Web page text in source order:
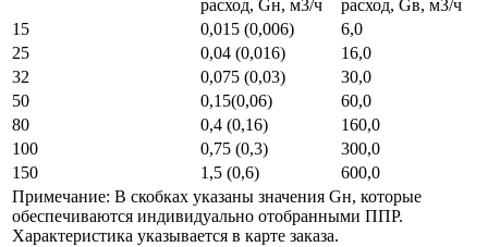
расход, Gн, м3/ч
расход, Gв, м3/ч
15
0,015 (0,006)
6,0
25
0,04 (0,016)
16,0
32
0,075 (0,03)
30,0
50
0,15(0,06)
60,0
80
0,4 (0,16)
160,0
100
0,75 (0,3)
300,0
150
1,5 (0,6)
600,0
Примечание: В скобках указаны значения Gн, которые
обеспечиваются индивидуально отобранными ППР.
Характеристика указывается в карте заказа.